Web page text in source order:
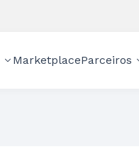
MarketplaceParceiros